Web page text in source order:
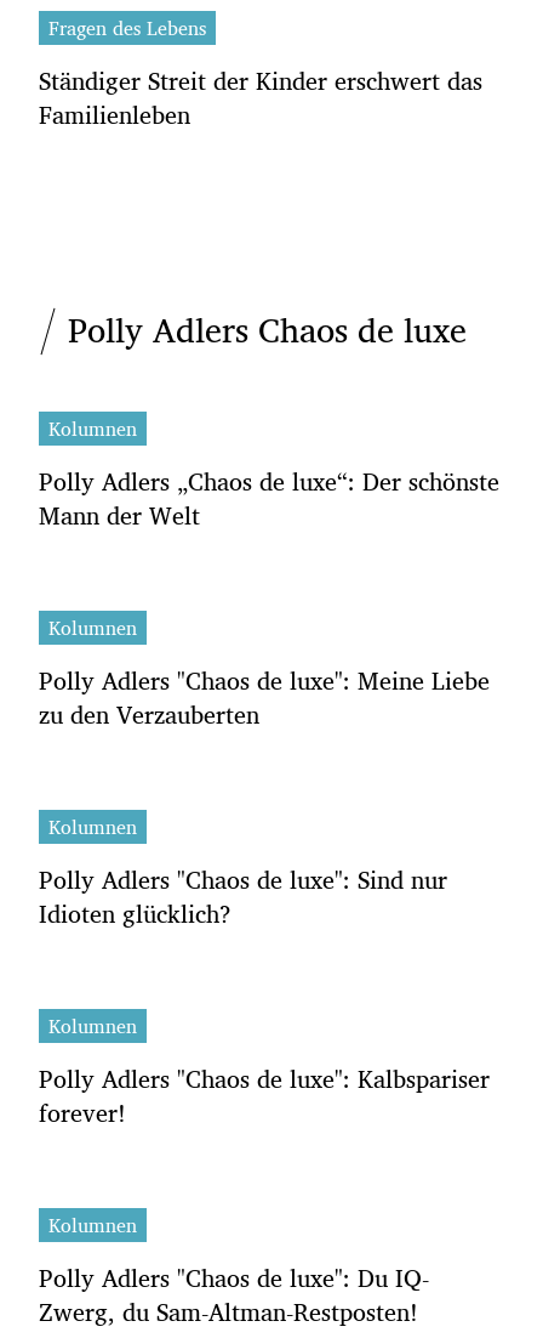
Fragen des Lebens
Ständiger Streit der Kinder erschwert das
Familienleben
Polly Adlers Chaos de luxe
Kolumnen
Polly Adlers „Chaos de luxe“: Der schönste
Mann der Welt
Kolumnen
Polly Adlers "Chaos de luxe": Meine Liebe
zu den Verzauberten
Kolumnen
Polly Adlers "Chaos de luxe": Sind nur
Idioten glücklich?
Kolumnen
Polly Adlers "Chaos de luxe": Kalbspariser
forever!
Kolumnen
Polly Adlers "Chaos de luxe": Du IQ-
Zwerg, du Sam-Altman-Restposten!